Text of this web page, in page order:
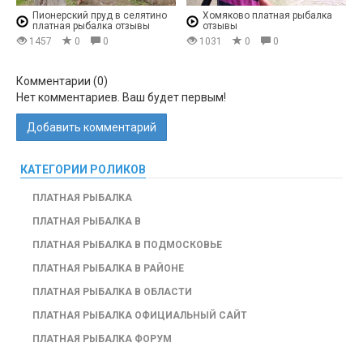
Пионерский пруд в селятино
платная рыбалка отзывы
1457
0 0
Хомяково платная рыбалка
отзывы
1031
0 0
Комментарии (0)
Нет комментариев. Ваш будет первым!
Добавить комментарий
КАТЕГОРИИ РОЛИКОВ
ПЛАТНАЯ РЫБАЛКА
ПЛАТНАЯ РЫБАЛКА В
ПЛАТНАЯ РЫБАЛКА В ПОДМОСКОВЬЕ
ПЛАТНАЯ РЫБАЛКА В РАЙОНЕ
ПЛАТНАЯ РЫБАЛКА В ОБЛАСТИ
ПЛАТНАЯ РЫБАЛКА ОФИЦИАЛЬНЫЙ САЙТ
ПЛАТНАЯ РЫБАЛКА ФОРУМ